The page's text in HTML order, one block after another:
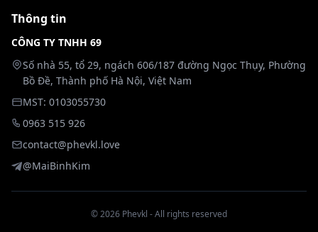
00:29
tinh thật vào âm hộ đỉnh cao
👁 287 lượt xem
Thông tin
CÔNG TY TNHH 69
Số nhà 55, tổ 29, ngách 606/187 đường Ngọc Thụy, Phường
Bồ Đề, Thành phố Hà Nội, Việt Nam
MST: 0103055730
0963 515 926
contact@phevkl.love
@MaiBinhKim
© 2026 Phevkl - All rights reserved